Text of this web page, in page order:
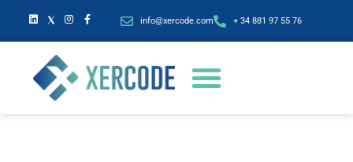
info@xercode.com + 34 881 97 55 76